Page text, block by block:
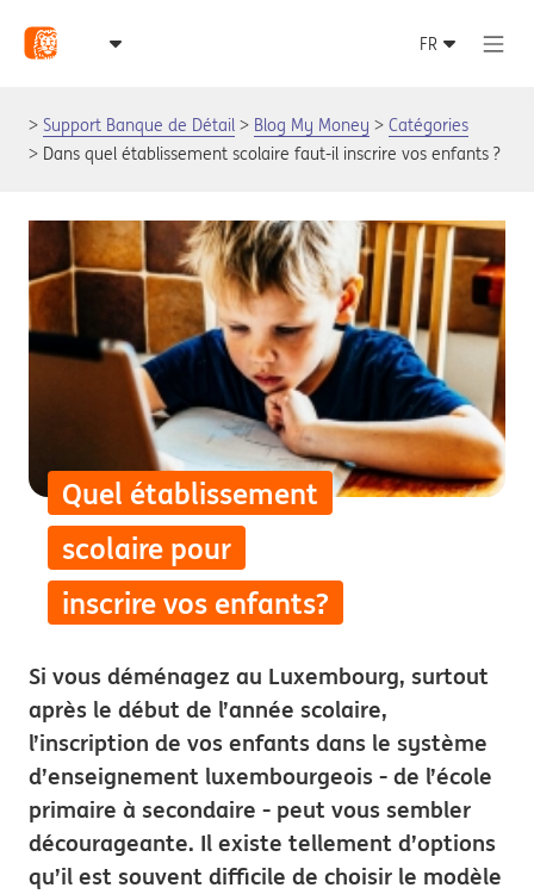
Support Banque de Détail Blog My Money
Catégories
Dans quel établissement scolaire faut-il inscrire vos enfants ?
Quel établissement
scolaire pour
inscrire vos enfants?
Si vous déménagez au Luxembourg, surtout
après le début de l’année scolaire,
l’inscription de vos enfants dans le système
d’enseignement luxembourgeois - de l’école
primaire à secondaire - peut vous sembler
décourageante. Il existe tellement d’options
qu’il est souvent difficile de choisir le modèle